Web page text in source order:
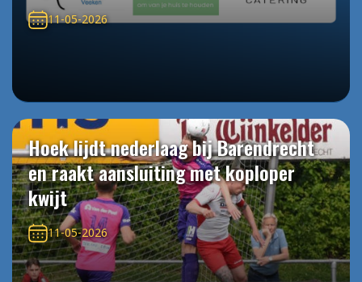
11-05-2026
Hoek lijdt nederlaag bij Barendrecht
en raakt aansluiting met koploper
kwijt
11-05-2026